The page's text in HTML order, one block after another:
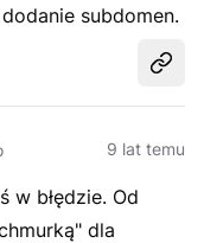
subdomen.
9 lat temu
w błędzie. Od
dla